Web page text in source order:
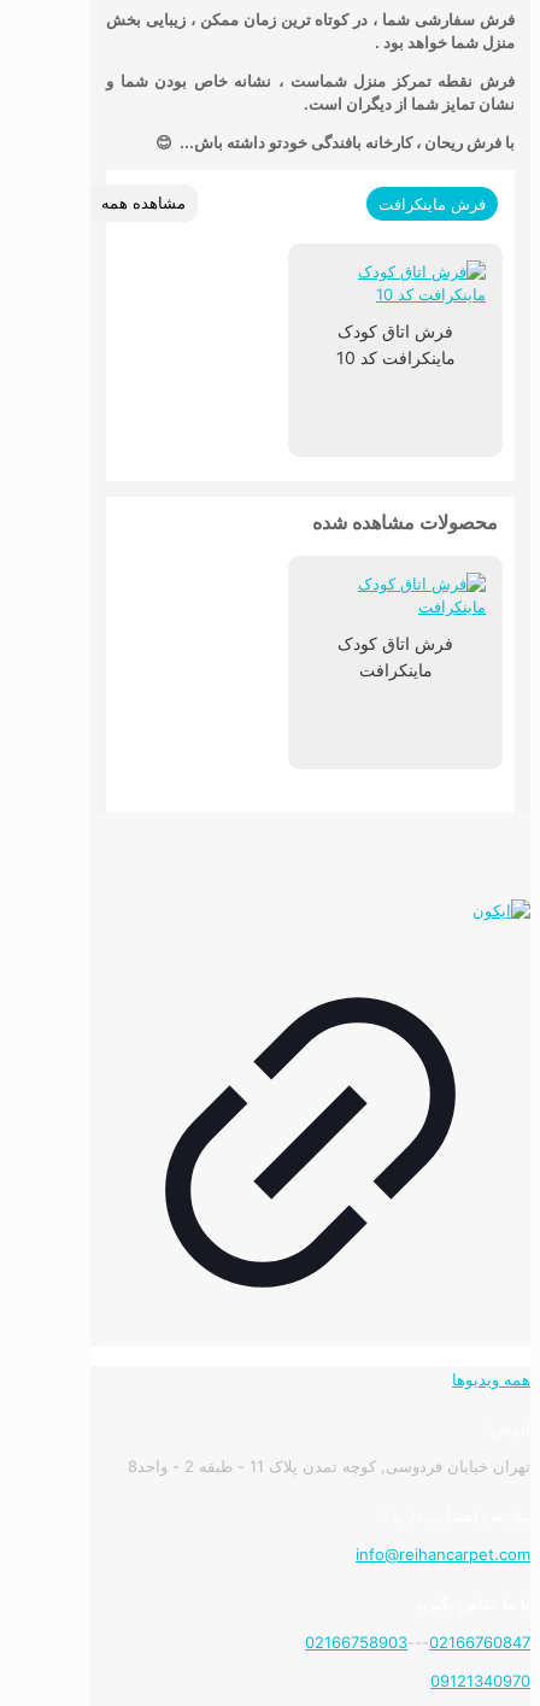
فرش سفارشی شما ، در کوتاه ترین زمان ممکن ، زیبایی بخش
منزل شما خواهد بود .
فرش نقطه تمرکز منزل شماست ، نشانه خاص بودن شما و
نشان تمایز شما از دیگران است.
با فرش ریحان ، کارخانه بافندگی خودتو داشته باش... 😊
فرش ماینکرافت مشاهده همه
فرش اتاق کودک
ماینکرافت کد 10
محصولات مشاهده شده
فرش اتاق کودک
ماینکرافت
همه ویدیوها
تهران خیابان فردوسی, کوچه تمدن پلاک 11 - طبقه 2 - واحد8
info@reihancarpet.com
02166760847
---
02166758903
09121340970